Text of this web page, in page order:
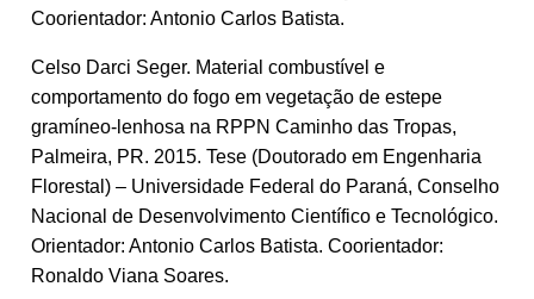
Coorientador: Antonio Carlos Batista.
Celso Darci Seger. Material combustível e
comportamento do fogo em vegetação de estepe
gramíneo-lenhosa na RPPN Caminho das Tropas,
Palmeira, PR. 2015. Tese (Doutorado em Engenharia
Florestal) – Universidade Federal do Paraná, Conselho
Nacional de Desenvolvimento Científico e Tecnológico.
Orientador: Antonio Carlos Batista. Coorientador:
Ronaldo Viana Soares.